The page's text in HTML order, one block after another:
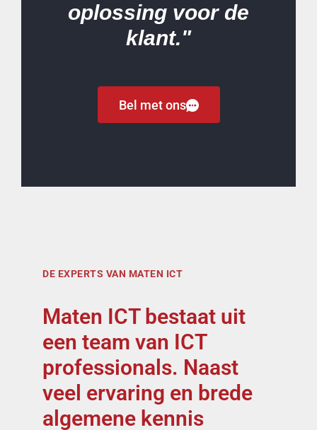
oplossing voor de
klant."
Bel met ons
DE EXPERTS VAN MATEN ICT
Maten ICT bestaat uit
een team van ICT
professionals. Naast
veel ervaring en brede
algemene kennis